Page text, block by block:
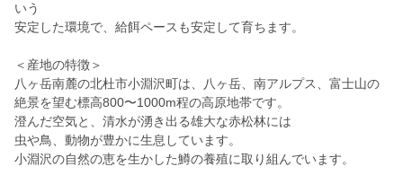
いう
安定した環境で、給餌ペースも安定して育ちます。
＜産地の特徴＞
八ヶ岳南麓の北杜市小淵沢町は、八ヶ岳、南アルプス、富士山の
絶景を望む標高800〜1000m程の高原地帯です。
澄んだ空気と、清水が湧き出る雄大な赤松林には
虫や鳥、動物が豊かに生息しています。
小淵沢の自然の恵を生かした鱒の養殖に取り組んでいます。